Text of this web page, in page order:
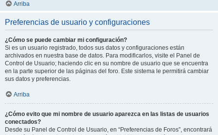
Arriba
Preferencias de usuario y configuraciones
¿Cómo se puede cambiar mi configuración?
Si es un usuario registrado, todos sus datos y configuraciones están
archivados en nuestra base de datos. Para modificarlos, visite el Panel de
Control de Usuario; haciendo clic en su nombre de usuario que se encuentra
en la parte superior de las páginas del foro. Este sistema le permitirá cambiar
sus datos y preferencias.
Arriba
¿Cómo evito que mi nombre de usuario aparezca en las listas de usuarios
conectados?
Desde su Panel de Control de Usuario, en “Preferencias de Foros”, encontrará